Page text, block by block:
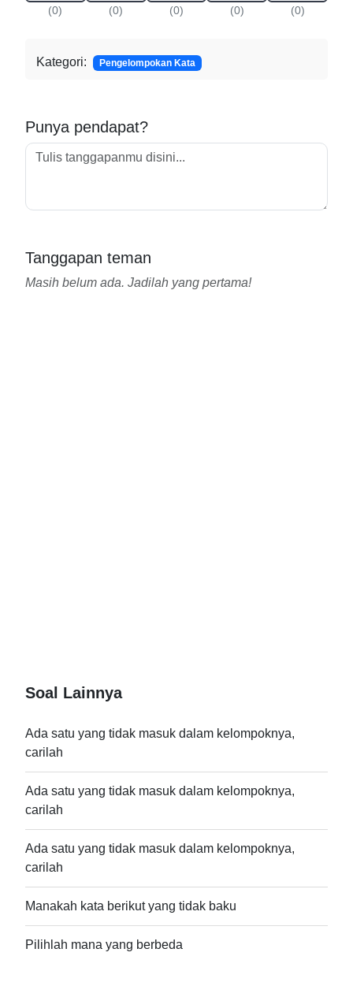
(0) (0) (0) (0) (0)
Kategori: Pengelompokan Kata
Punya pendapat?
Tanggapan teman
Masih belum ada. Jadilah yang pertama!
Soal Lainnya
Ada satu yang tidak masuk dalam kelompoknya,
carilah
Ada satu yang tidak masuk dalam kelompoknya,
carilah
Ada satu yang tidak masuk dalam kelompoknya,
carilah
Manakah kata berikut yang tidak baku
Pilihlah mana yang berbeda